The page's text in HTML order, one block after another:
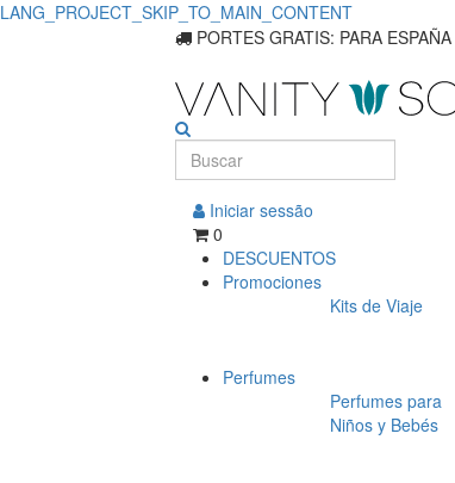
LANG_PROJECT_SKIP_TO_MAIN_CONTENT
PORTES GRATIS: PARA
Iniciar sessão
0
DESCUENTOS
Promociones
Kits de Viaje
Perfumes
Perfumes para
Niños y Bebés